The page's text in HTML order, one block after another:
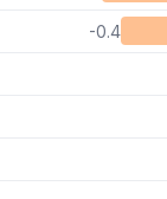
-0.4